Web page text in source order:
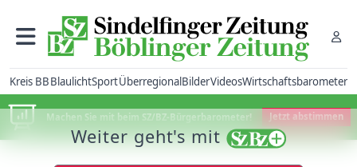
Kreis BBBlaulichtSportÜberregionalBilderVideosWirtschaftsbarometer
Machen Sie mit beim SZ/BZ-Bürgerbarometer! Jetzt abstimmen
Weiter geht's mit